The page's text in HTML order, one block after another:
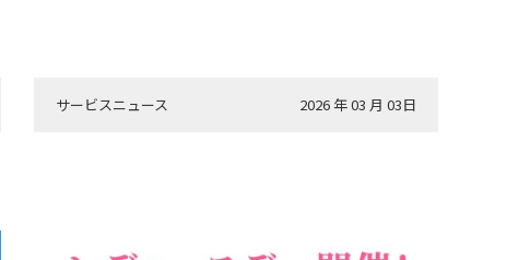
サービスニュース 2026 年 03 月 03日